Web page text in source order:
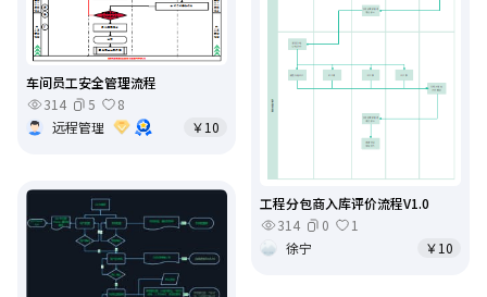
工程分包商入库评价流程V1.0
314
0
1
徐宁
￥10
车间员工安全管理流程
314
5
8
远程管理
￥10